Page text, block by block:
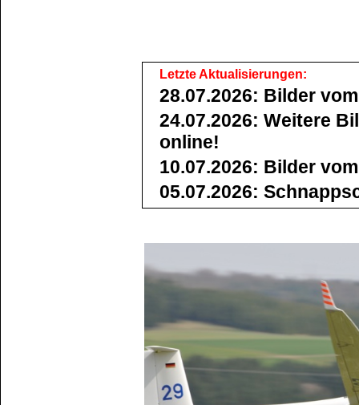
Letzte Aktualisierungen:
28.07.2026: Bilder
24.07.2026: Weitere
online!
10.07.2026: Bilder
05.07.2026: